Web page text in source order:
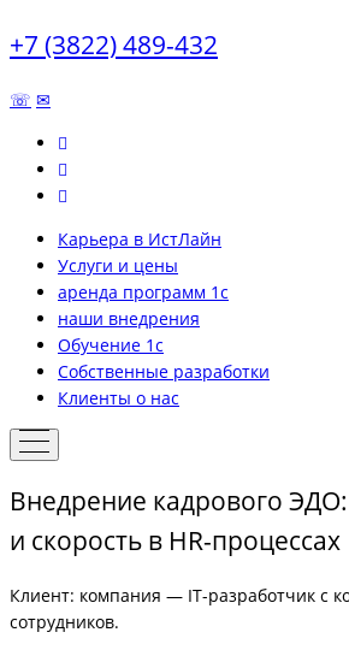
+7 (3822) 489-432
☏ ✉
Карьера в ИстЛайн
Услуги и цены
аренда программ 1с
наши внедрения
Обучение 1с
Собственные разработки
Клиенты о нас
Внедрение кадрового
и скорость в HR-процессах
Клиент: компания — IT-разработчик с
сотрудников.